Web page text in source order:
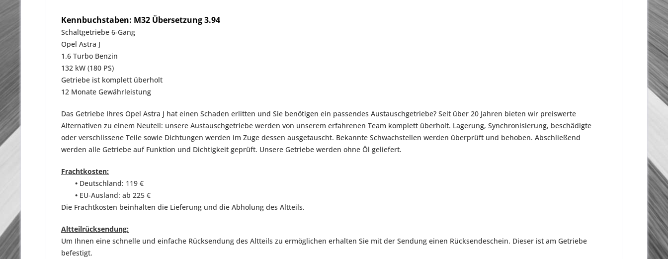
Kennbuchstaben: M32 Übersetzung 3.94
Schaltgetriebe 6-Gang
Opel Astra J
1.6 Turbo Benzin
132 kW (180 PS)
Getriebe ist komplett überholt
12 Monate Gewährleistung
Das Getriebe Ihres Opel Astra J hat einen Schaden erlitten und Sie benötigen ein passendes Austauschgetriebe? Seit über 20 Jahren bieten wir preiswerte
Alternativen zu einem Neuteil: unsere Austauschgetriebe werden von unserem erfahrenen Team komplett überholt. Lagerung, Synchronisierung, beschädigte
oder verschlissene Teile sowie Dichtungen werden im Zuge dessen ausgetauscht. Bekannte Schwachstellen werden überprüft und behoben. Abschließend
werden alle Getriebe auf Funktion und Dichtigkeit geprüft. Unsere Getriebe werden ohne Öl geliefert.
Frachtkosten:
• Deutschland: 119 €
• EU-Ausland: ab 225 €
Die Frachtkosten beinhalten die Lieferung und die Abholung des Altteils.
Altteilrücksendung:
Um Ihnen eine schnelle und einfache Rücksendung des Altteils zu ermöglichen erhalten Sie mit der Sendung einen Rücksendeschein. Dieser ist am Getriebe
befestigt.